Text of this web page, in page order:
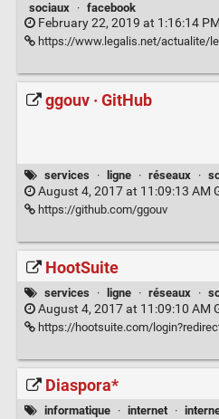
sociaux
· facebook
February 22, 2019 at 1:16:14
https://www.legalis.net/actualite/le-titulaire-dun-
ggouv · GitHub
services · ligne · réseaux ·
August 4, 2017 at 11:09:13 AM
https://github.com/ggouv
HootSuite
services · ligne · réseaux ·
August 4, 2017 at 11:09:10 AM
https://hootsuite.com/
Diaspora*
informatique · internet ·